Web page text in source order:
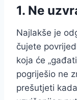
1. Ne
Najlakše je
čujete
koja će
pogriješio ne
prešutjeti